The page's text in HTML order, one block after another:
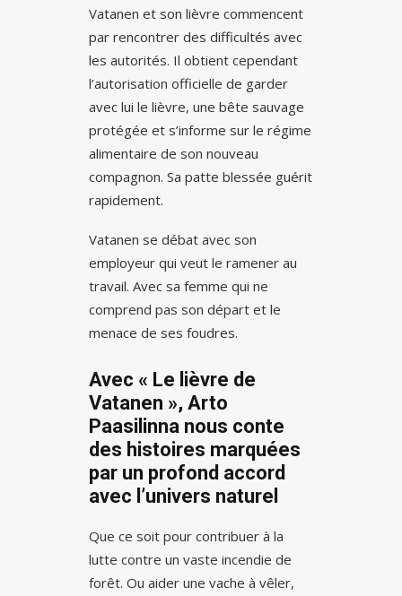
Vatanen et son lièvre commencent
par rencontrer des difficultés avec
les autorités. Il obtient cependant
l’autorisation officielle de garder
avec lui le lièvre, une bête sauvage
protégée et s’informe sur le régime
alimentaire de son nouveau
compagnon. Sa patte blessée guérit
rapidement.
Vatanen se débat avec son
employeur qui veut le ramener au
travail. Avec sa femme qui ne
comprend pas son départ et le
menace de ses foudres.
Avec « Le lièvre de
Vatanen », Arto
Paasilinna nous conte
des histoires marquées
par un profond accord
avec l’univers naturel
Que ce soit pour contribuer à la
lutte contre un vaste incendie de
forêt. Ou aider une vache à vêler,